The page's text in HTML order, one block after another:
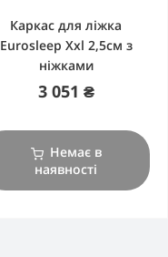
Каркас для ліжка
Eurosleep Xxl 2,5см з
ніжками
3 051 ₴
Немає в
наявності